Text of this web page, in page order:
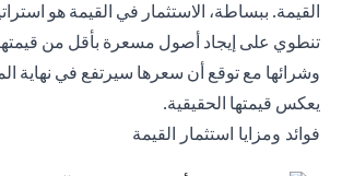
القيمة. ببساطة، الاستثمار في القيمة هو
تنطوي على إيجاد أصول مسعرة بأقل من
وشرائها مع توقع أن سعرها سيرتفع في نهاية
يعكس قيمتها الحقيقية.
فوائد ومزايا استثمار القيمة